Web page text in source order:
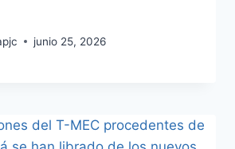
junio 25, 2026